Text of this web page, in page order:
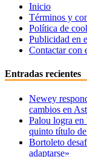
Inicio
Términos y
Política de
Publicidad en
Contactar con
Entradas recientes
Newey
cambios en
Palou logra en
quinto título
Bortoleto
adaptarse»